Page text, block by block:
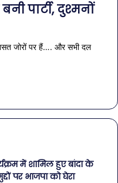
पार्टी, दुश्मनों
जोरों पर हैं…. और सभी दल
में शामिल हुए बांदा के
पर भाजपा को घेरा